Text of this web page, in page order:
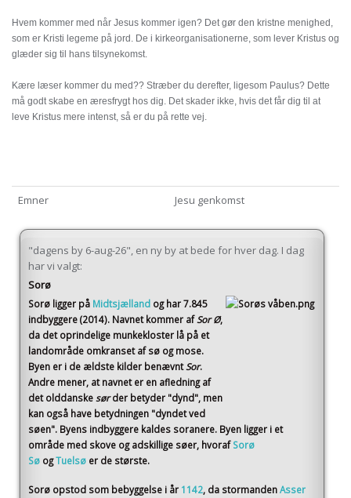
Hvem kommer med når Jesus kommer igen? Det gør den kristne menighed,
som er Kristi legeme på jord. De i kirkeorganisationerne, som lever Kristus og
glæder sig til hans tilsynekomst.
Kære læser kommer du med?? Stræber du derefter, ligesom Paulus? Dette
må godt skabe en æresfrygt hos dig. Det skader ikke, hvis det får dig til at
leve Kristus mere intenst, så er du på rette vej.
Emner Jesu genkomst
"dagens by 6-aug-26", en ny by at bede for hver dag. I dag
har vi valgt:
Sorø
Sorø ligger på Midtsjælland og har 7.845
indbyggere (2014). Navnet kommer af Sor Ø,
da det oprindelige munkekloster lå på et
landområde omkranset af sø og mose.
Byen er i de ældste kilder benævnt Sor.
Andre mener, at navnet er en afledning af
det olddanske sør der betyder "dynd", men
kan også have betydningen "dyndet ved
søen". Byens indbyggere kaldes soranere. Byen ligger i et
område med skove og adskillige søer, hvoraf Sorø
Sø ogTuelsø er de største.
Sorø opstod som bebyggelse i år 1142, da stormandenAsser